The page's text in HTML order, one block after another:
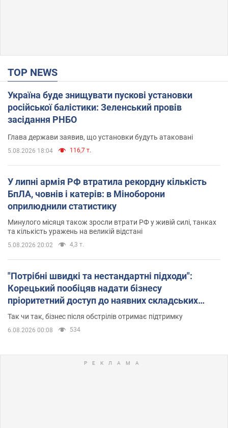
TOP NEWS
Україна буде знищувати пускові установки
російської балістики: Зеленський провів
засідання РНБО
Глава держави заявив, що установки будуть атаковані
5.08.2026 18:04 116,7 т.
У липні армія РФ втратила рекордну кількість
БпЛА, човнів і катерів: в Міноборони
оприлюднили статистику
Минулого місяця також зросли втрати РФ у живій силі, танках
та кількість уражень на великій відстані
5.08.2026 20:02 4,3 т.
"Потрібні швидкі та нестандартні підходи":
Корецький пообіцяв надати бізнесу
пріоритетний доступ до наявних складських
приміщень
Так чи так, бізнес після обстрілів отримає підтримку
6.08.2026 00:08 534